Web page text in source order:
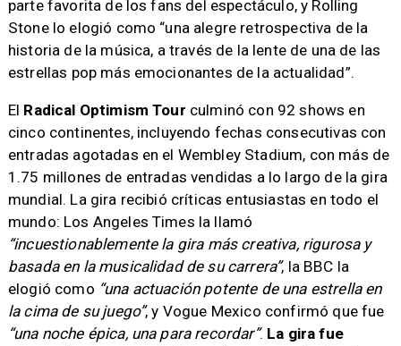
parte favorita de los fans del espectáculo, y Rolling
Stone lo elogió como “una alegre retrospectiva de la
historia de la música, a través de la lente de una de las
estrellas pop más emocionantes de la actualidad”.
El Radical Optimism Tour culminó con 92 shows en
cinco continentes, incluyendo fechas consecutivas con
entradas agotadas en el Wembley Stadium, con más de
1.75 millones de entradas vendidas a lo largo de la gira
mundial. La gira recibió críticas entusiastas en todo el
mundo: Los Angeles Times la llamó
“incuestionablemente la gira más creativa, rigurosa y
basada en la musicalidad de su carrera”, la BBC la
elogió como “una actuación potente de una estrella en
la cima de su juego”, y Vogue Mexico confirmó que fue
“una noche épica, una para recordar”. La gira fue